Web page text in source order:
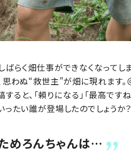
ばらく畑仕事ができなくなっ
思わぬ“救世主”が畑に現れま
ると、「頼りになる」「最高です
ったい誰が登場したのでしょうか？
めろんちゃんは…